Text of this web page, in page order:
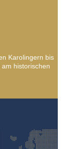
Karolingern bis
historischen